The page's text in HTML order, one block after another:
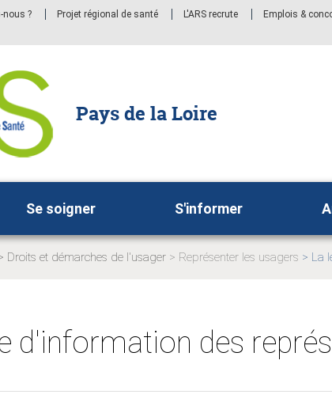
nous ? Projet régional de santé L'ARS recrute Emplois &
Pays de la Loire
Se soigner S'informer
Droits et démarches de l'usager
Représenter les usagers
La
d'information des